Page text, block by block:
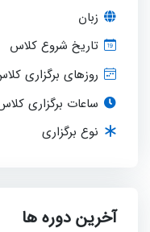
زبان
تاریخ شروع کلاس
روزهای برگزاری
ساعات برگزاری
نوع برگزاری
آخرین دوره ها